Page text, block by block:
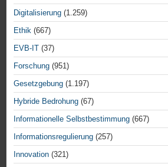
Digitalisierung (1.259)
Ethik (667)
EVB-IT (37)
Forschung (951)
Gesetzgebung (1.197)
Hybride Bedrohung (67)
Informationelle Selbstbestimmung (667)
Informationsregulierung (257)
Innovation (321)